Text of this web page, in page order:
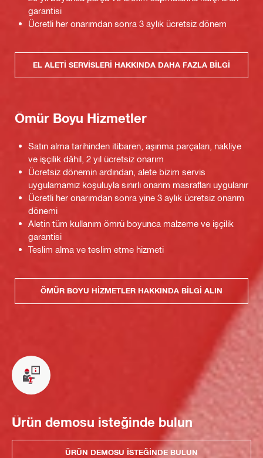
garantisi
Ücretli her onarımdan sonra 3 aylık ücretsiz dönem
EL ALETI SERVISLERI HAKKINDA DAHA FAZLA BILGI
Ömür Boyu Hizmetler
Satın alma tarihinden itibaren, aşınma parçaları, nakliye
ve işçilik dâhil, 2 yıl ücretsiz onarım
Ücretsiz dönemin ardından, alete bizim servis
uygulamamız koşuluyla sınırlı onarım masrafları uygulanır
Ücretli her onarımdan sonra yine 3 aylık ücretsiz onarım
dönemi
Aletin tüm kullanım ömrü boyunca malzeme ve işçilik
garantisi
Teslim alma ve teslim etme hizmeti
ÖMÜR BOYU HIZMETLER HAKKINDA BILGI ALIN
Ürün demosu isteğinde bulun
ÜRÜN DEMOSU ISTEĞINDE BULUN